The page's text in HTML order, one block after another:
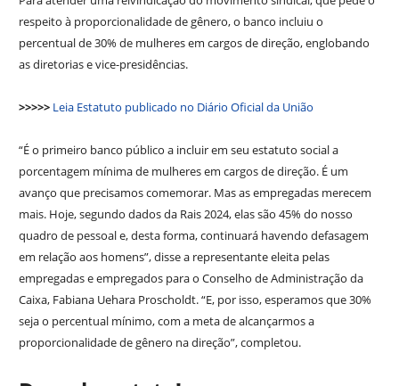
respeito à proporcionalidade de gênero, o banco incluiu o
percentual de 30% de mulheres em cargos de direção, englobando
as diretorias e vice-presidências.
>>>>> Leia Estatuto publicado no Diário Oficial da União
“É o primeiro banco público a incluir em seu estatuto social a
porcentagem mínima de mulheres em cargos de direção. É um
avanço que precisamos comemorar. Mas as empregadas merecem
mais. Hoje, segundo dados da Rais 2024, elas são 45% do nosso
quadro de pessoal e, desta forma, continuará havendo defasagem
em relação aos homens”, disse a representante eleita pelas
empregadas e empregados para o Conselho de Administração da
Caixa, Fabiana Uehara Proscholdt. “E, por isso, esperamos que 30%
seja o percentual mínimo, com a meta de alcançarmos a
proporcionalidade de gênero na direção”, completou.